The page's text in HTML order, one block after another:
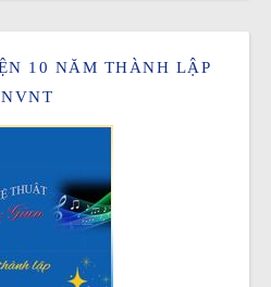
10 NĂM THÀNH LẬP
NVNT